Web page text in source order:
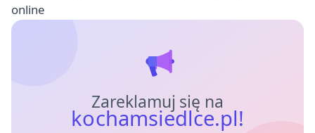
online
Zareklamuj się na
kochamsiedlce.pl!